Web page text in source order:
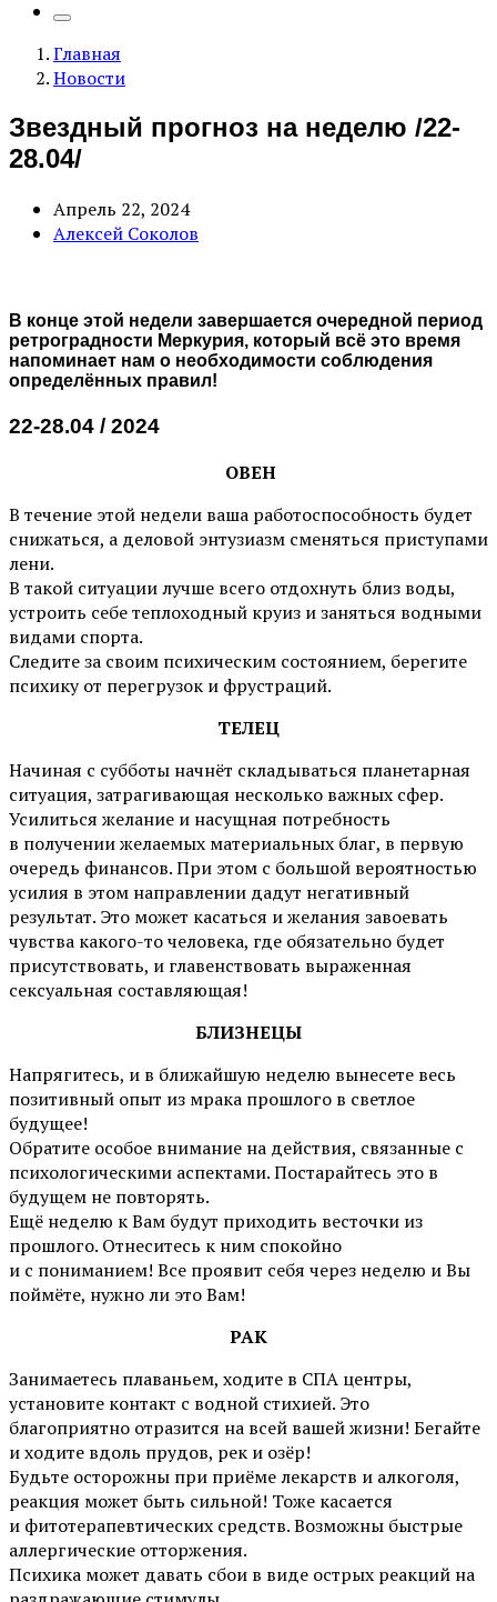
Главная
Новости
Звездный прогноз на неделю /22-
28.04/
Апрель 22, 2024
Алексей Соколов
В конце этой недели завершается очередной период
ретроградности Меркурия, который всё это время
напоминает нам о необходимости соблюдения
определённых правил!
22-28.04 / 2024
ОВЕН
В течение этой недели ваша работоспособность будет
снижаться, а деловой энтузиазм сменяться приступами
лени.
В такой ситуации лучше всего отдохнуть близ воды,
устроить себе теплоходный круиз и заняться водными
видами спорта.
Следите за своим психическим состоянием, берегите
психику от перегрузок и фрустраций.
ТЕЛЕЦ
Начиная с субботы начнёт складываться планетарная
ситуация, затрагивающая несколько важных сфер.
Усилиться желание и насущная потребность
в получении желаемых материальных благ, в первую
очередь финансов. При этом с большой вероятностью
усилия в этом направлении дадут негативный
результат. Это может касаться и желания завоевать
чувства какого-то человека, где обязательно будет
присутствовать, и главенствовать выраженная
сексуальная составляющая!
БЛИЗНЕЦЫ
Напрягитесь, и в ближайшую неделю вынесете весь
позитивный опыт из мрака прошлого в светлое
будущее!
Обратите особое внимание на действия, связанные с
психологическими аспектами. Постарайтесь это в
будущем не повторять.
Ещё неделю к Вам будут приходить весточки из
прошлого. Отнеситесь к ним спокойно
и с пониманием! Все проявит себя через неделю и Вы
поймёте, нужно ли это Вам!
РАК
Занимаетесь плаваньем, ходите в СПА центры,
установите контакт с водной стихией. Это
благоприятно отразится на всей вашей жизни! Бегайте
и ходите вдоль прудов, рек и озёр!
Будьте осторожны при приёме лекарств и алкоголя,
реакция может быть сильной! Тоже касается
и фитотерапевтических средств. Возможны быстрые
аллергические отторжения.
Психика может давать сбои в виде острых реакций на